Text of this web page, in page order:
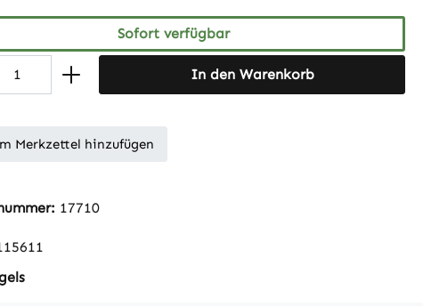
Sofort verfügbar
In den Warenkorb
Merkzettel hinzufügen
17710